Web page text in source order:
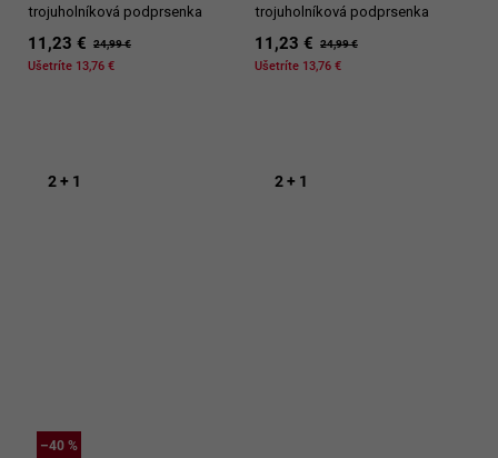
trojuholníková podprsenka
11,23 € 24,99 €
Ušetríte 13,76 €
trojuholníková podprsenka
11,23 € 24,99 €
Ušetríte 13,76 €
2 + 1
–40 %
2 + 1